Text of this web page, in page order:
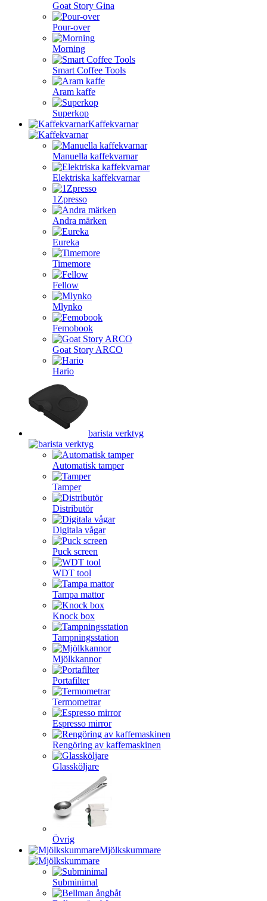
Goat Story Gina
Pour-over
Morning
Smart Coffee Tools
Aram kaffe
Superkop
Kaffekvarnar
Manuella kaffekvarnar
Elektriska kaffekvarnar
1Zpresso
Andra märken
Eureka
Timemore
Fellow
Mlynko
Femobook
Goat Story ARCO
Hario
barista verktyg
Automatisk tamper
Tamper
Distributör
Digitala vågar
Puck screen
WDT tool
Tampa mattor
Knock box
Tampningsstation
Mjölkkannor
Portafilter
Termometrar
Espresso mirror
Rengöring av kaffemaskinen
Glassköljare
Övrig
Mjölkskummare
Subminimal